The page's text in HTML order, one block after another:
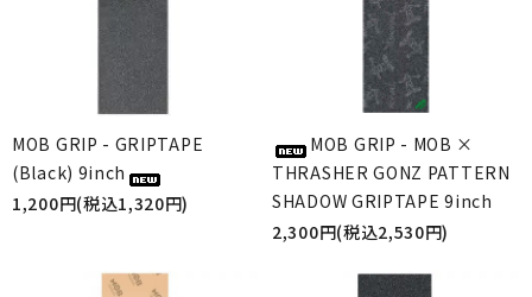
MOB GRIP - GRIPTAPE
(Black) 9inch
1,200円(税込1,320円)
MOB GRIP - MOB ×
THRASHER GONZ PATTERN
SHADOW GRIPTAPE 9inch
2,300円(税込2,530円)